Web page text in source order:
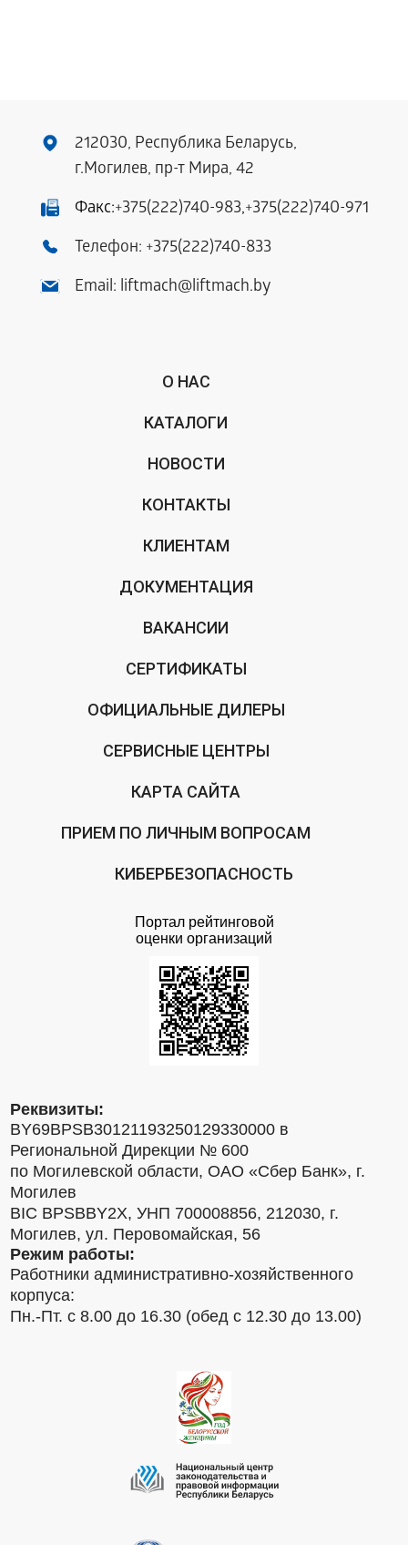
212030, Республика Беларусь,
г.Могилев, пр-т Мира, 42
Факс:+375(222)740-983,+375(222)740-971
Телефон: +375(222)740-833
Email: liftmach@liftmach.by
О НАС
КАТАЛОГИ
НОВОСТИ
КОНТАКТЫ
КЛИЕНТАМ
ДОКУМЕНТАЦИЯ
ВАКАНСИИ
СЕРТИФИКАТЫ
ОФИЦИАЛЬНЫЕ ДИЛЕРЫ
СЕРВИСНЫЕ ЦЕНТРЫ
КАРТА САЙТА
ПРИЕМ ПО ЛИЧНЫМ ВОПРОСАМ
КИБЕРБЕЗОПАСНОСТЬ
Портал рейтинговой
оценки организаций
Реквизиты:
BY69BPSB30121193250129330000 в
Региональной Дирекции № 600
по Могилевской области, ОАО «Сбер Банк», г.
Могилев
BIC BPSBBY2X, УНП 700008856, 212030, г.
Могилев, ул. Перовомайская, 56
Режим работы:
Работники административно-хозяйственного
корпуса:
Пн.-Пт. с 8.00 до 16.30 (обед с 12.30 до 13.00)